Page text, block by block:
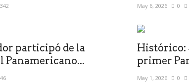
342 May 6, 2026 0
participó de la
Panamericano...
Histórico:
primer
May 1, 2026 0